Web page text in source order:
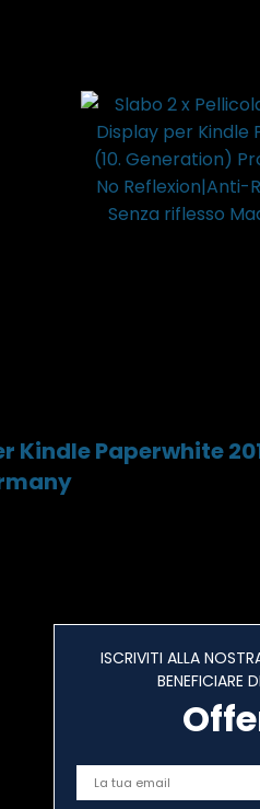
Paperwhite
ISCRIVITI ALLA
BENEFICIARE